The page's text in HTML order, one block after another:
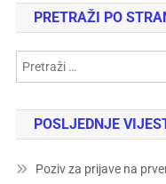
PRETRAŽI PO
POSLJEDNJE
Poziv za prijave na